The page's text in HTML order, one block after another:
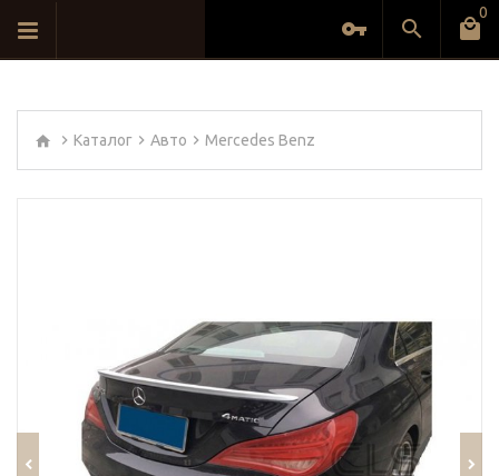
0
Каталог Авто Mercedes Benz